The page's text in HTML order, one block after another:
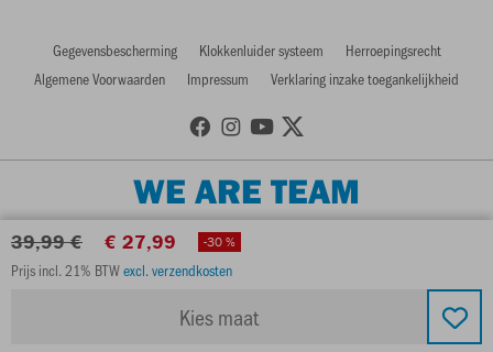
39,99 € € 27,99 -30 %
Prijs incl. 21% BTWexcl. verzendkosten
Kies maat
Gegevensbescherming Klokkenluider systeem
Herroepingsrecht
Algemene Voorwaarden
Impressum Verklaring inzake toegankelijkheid
WE ARE TEAM